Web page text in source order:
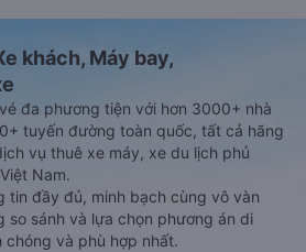
khách, Máy bay,
đa phương tiện với hơn 3000+ nhà
tuyến đường toàn quốc, tất cả hãng
vụ thuê xe máy, xe du lịch phủ
Nam.
tin đầy đủ, minh bạch cùng vô vàn
so sánh và lựa chọn phương án di
chóng và phù hợp nhất.